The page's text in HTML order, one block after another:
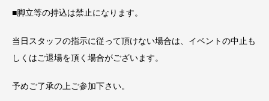
■脚立等の持込は禁止になります。
当日スタッフの指示に従って頂けない場合は、イベントの中止も
しくはご退場を頂く場合がございます。
予めご了承の上ご参加下さい。